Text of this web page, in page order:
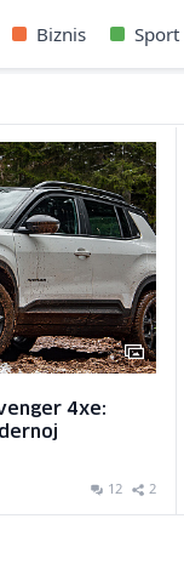
Biznis Sport
4xe:
12 2